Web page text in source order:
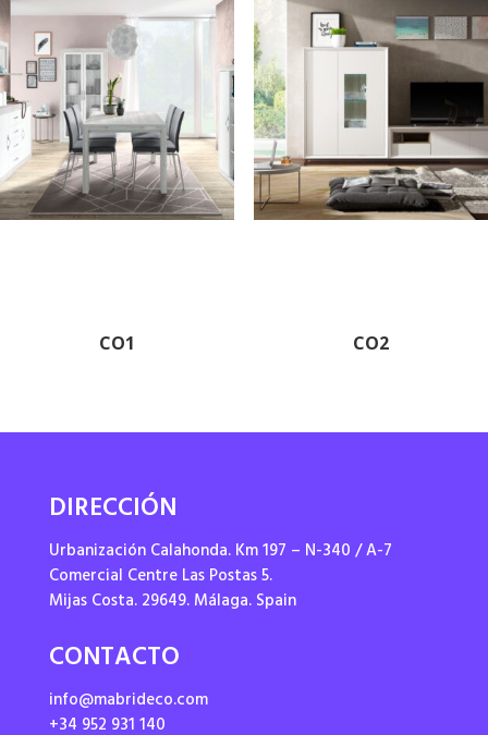
CO1 CO2
DIRECCIÓN
Urbanización Calahonda. Km 197 – N-340 / A-7
Comercial Centre Las Postas 5.
Mijas Costa. 29649. Málaga. Spain
CONTACTO
info@mabrideco.com
+34 952 931 140